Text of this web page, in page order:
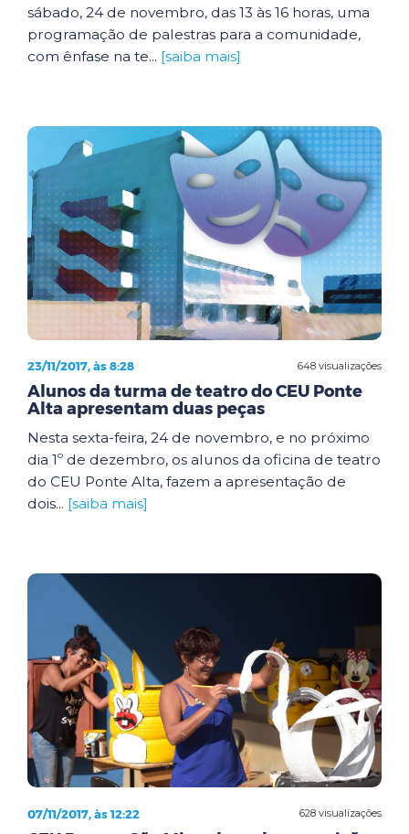
sábado, 24 de novembro, das 13 às 16 horas, uma
programação de palestras para a comunidade,
com ênfase na te... [saiba mais]
648 visualizações
23/11/2017, às 8:28
Alunos da turma de teatro do CEU Ponte
Alta apresentam duas peças
Nesta sexta-feira, 24 de novembro, e no próximo
dia 1º de dezembro, os alunos da oficina de teatro
do CEU Ponte Alta, fazem a apresentação de
dois... [saiba mais]
628 visualizações
07/11/2017, às 12:22